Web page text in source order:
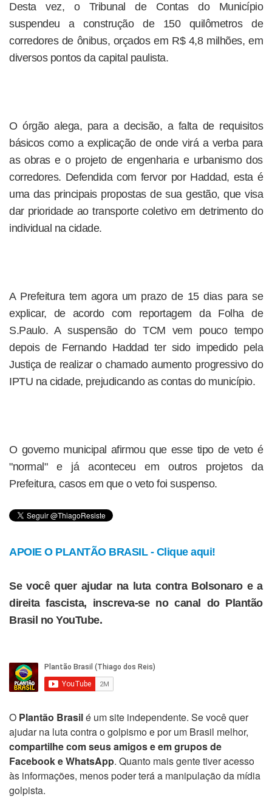
Desta vez, o Tribunal de Contas do Município
suspendeu a construção de 150 quilômetros de
corredores de ônibus, orçados em R$ 4,8 milhões, em
diversos pontos da capital paulista.
O órgão alega, para a decisão, a falta de requisitos
básicos como a explicação de onde virá a verba para
as obras e o projeto de engenharia e urbanismo dos
corredores. Defendida com fervor por Haddad, esta é
uma das principais propostas de sua gestão, que visa
dar prioridade ao transporte coletivo em detrimento do
individual na cidade.
A Prefeitura tem agora um prazo de 15 dias para se
explicar, de acordo com reportagem da Folha de
S.Paulo. A suspensão do TCM vem pouco tempo
depois de Fernando Haddad ter sido impedido pela
Justiça de realizar o chamado aumento progressivo do
IPTU na cidade, prejudicando as contas do município.
O governo municipal afirmou que esse tipo de veto é
"normal" e já aconteceu em outros projetos da
Prefeitura, casos em que o veto foi suspenso.
APOIE O PLANTÃO BRASIL - Clique aqui!
Se você quer ajudar na luta contra Bolsonaro e a
direita fascista, inscreva-se no canal do Plantão
Brasil no YouTube.
O Plantão Brasilé um site independente. Se você quer
ajudar na luta contra o golpismo e por um Brasil melhor,
compartilhe com seus amigos e em grupos de
Facebook e WhatsApp. Quanto mais gente tiver acesso
às informações, menos poder terá a manipulação da mídia
golpista.